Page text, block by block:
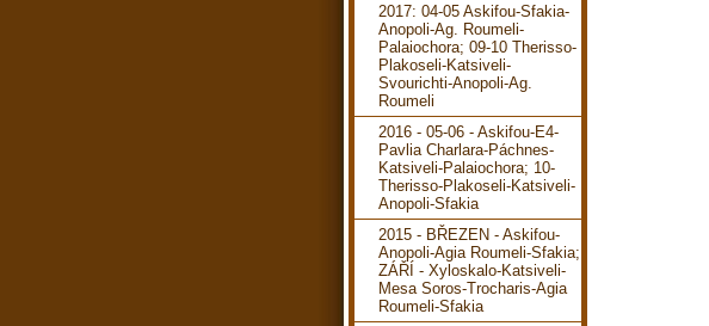
2017: 04-05 Askifou-Sfakia-
Anopoli-Ag. Roumeli-
Palaiochora; 09-10 Therisso-
Plakoseli-Katsiveli-
Svourichti-Anopoli-Ag.
Roumeli
2016 - 05-06 - Askifou-E4-
Pavlia Charlara-Páchnes-
Katsiveli-Palaiochora; 10-
Therisso-Plakoseli-Katsiveli-
Anopoli-Sfakia
2015 - BŘEZEN - Askifou-
Anopoli-Agia Roumeli-Sfakia;
ZÁŘÍ - Xyloskalo-Katsiveli-
Mesa Soros-Trocharis-Agia
Roumeli-Sfakia